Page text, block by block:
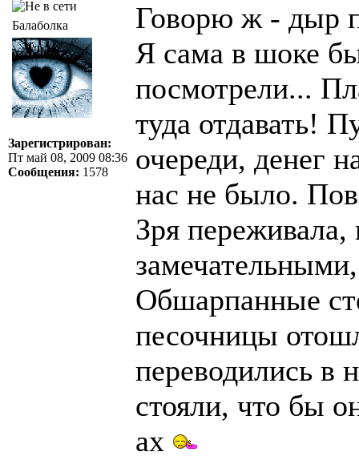
Балаболка
Зарегистрирован:
Пт май 08, 2009 08:36
Сообщения: 1578
Говорю ж - дыр
Я сама в шоке
посмотрели...
туда отдавать!
очереди, денег
нас не было.
Зря переживала,
Обшарпанные
песочницы
переводились в
стояли, что бы
ах